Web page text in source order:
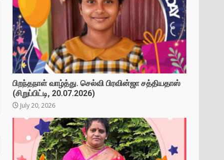
பிறந்தநாள் வாழ்த்து. செல்வி பிரவின்ஜா சத்தியதாஸ்
(சிறுப்பிட்டி, 20.07.2026)
July 20, 2026